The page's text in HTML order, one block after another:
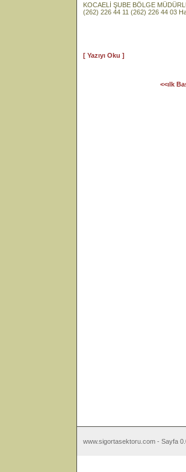
KOCAELİ ŞUBE BÖLGE
(262) 226 44 11 (262) 226 44 03
[ Yazıyı Oku ]
<<ılk
www.sigortasektoru.com - Sayfa